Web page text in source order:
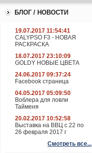
БЛОГ / НОВОСТИ
19.07.2017 11:54:41
CALYPSO F3 - НОВАЯ
РАСКРАСКА
18.07.2017 23:10:09
GOLDY НОВЫЕ ЦВЕТА
24.06.2017 09:37:24
Facebook страница
04.05.2017 05:09:50
Воблера для ловли
Тайменя
20.02.2017 10:52:58
Выставка на ВВЦ с 22 по
26 февраля 2017 г
Смотреть все...